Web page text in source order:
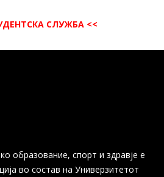
СЛУЖБА <<
образование, спорт и здравје е
во состав на Универзитетот